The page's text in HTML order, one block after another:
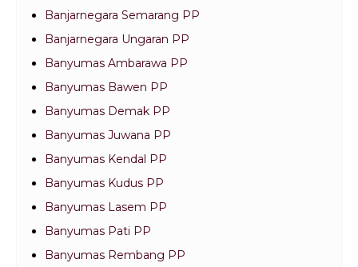
Banjarnegara Semarang PP
Banjarnegara Ungaran PP
Banyumas Ambarawa PP
Banyumas Bawen PP
Banyumas Demak PP
Banyumas Juwana PP
Banyumas Kendal PP
Banyumas Kudus PP
Banyumas Lasem PP
Banyumas Pati PP
Banyumas Rembang PP